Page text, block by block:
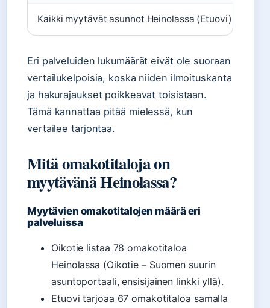
Kaikki myytävät asunnot Heinolassa (Etuovi)
Eri palveluiden lukumäärät eivät ole suoraan
vertailukelpoisia, koska niiden ilmoituskanta
ja hakurajaukset poikkeavat toisistaan.
Tämä kannattaa pitää mielessä, kun
vertailee tarjontaa.
Mitä omakotitaloja on
myytävänä Heinolassa?
Myytävien omakotitalojen määrä eri
palveluissa
Oikotie listaa 78 omakotitaloa
Heinolassa (Oikotie – Suomen suurin
asuntoportaali, ensisijainen linkki yllä).
Etuovi tarjoaa 67 omakotitaloa samalla